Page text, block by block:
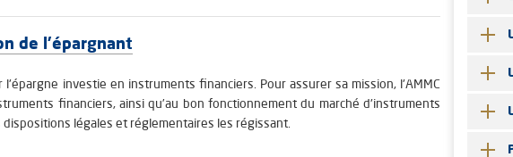
de l'épargnant
investie en instruments financiers. Pour assurer sa mission, l'AMMC
financiers, ainsi qu’au bon fonctionnement du marché d'instruments
légales et réglementaires les régissant.